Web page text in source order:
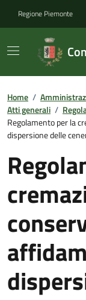
Regione Piemonte
Home /
Atti generali /
Regolamento per la
dispersione delle